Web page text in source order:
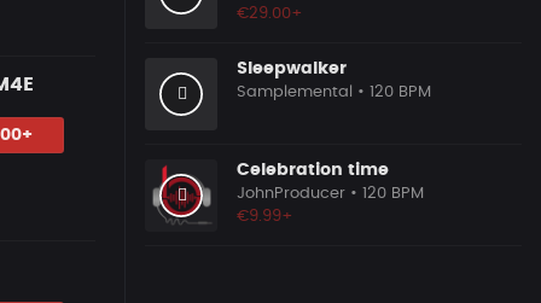
€29.00+
Sleepwalker
Samplemental • 120 BPM
Celebration time
JohnProducer • 120 BPM
€9.99+